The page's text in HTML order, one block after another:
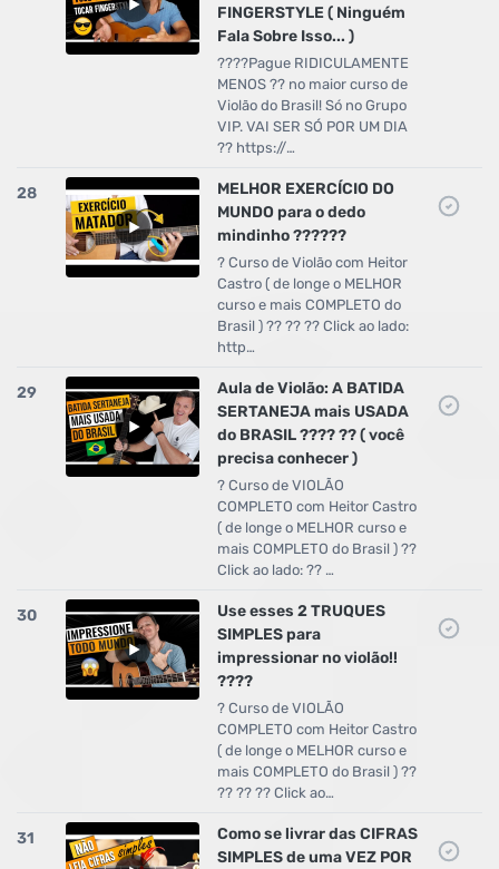
FINGERSTYLE ( Ninguém
Fala Sobre Isso... )
????Pague RIDICULAMENTE
MENOS ?? no maior curso de
Violão do Brasil! Só no Grupo
VIP. VAI SER SÓ POR UM DIA
?? https://…
28
MELHOR EXERCÍCIO DO
MUNDO para o dedo
mindinho ??????
? Curso de Violão com Heitor
Castro ( de longe o MELHOR
curso e mais COMPLETO do
Brasil ) ?? ?? ?? Click ao lado:
http…
29
Aula de Violão: A BATIDA
SERTANEJA mais USADA
do BRASIL ???? ?? ( você
precisa conhecer )
? Curso de VIOLÃO
COMPLETO com Heitor Castro
( de longe o MELHOR curso e
mais COMPLETO do Brasil ) ??
Click ao lado: ?? …
30
Use esses 2 TRUQUES
SIMPLES para
impressionar no violão!!
????
? Curso de VIOLÃO
COMPLETO com Heitor Castro
( de longe o MELHOR curso e
mais COMPLETO do Brasil ) ??
?? ?? ?? Click ao…
31
Como se livrar das CIFRAS
SIMPLES de uma VEZ POR